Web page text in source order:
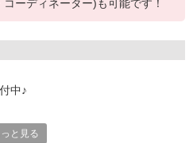
ーディネーター)も可能です！
中♪
っと見る